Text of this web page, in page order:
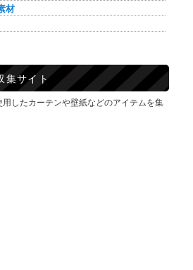
材
集サイト
したカーテンや壁紙などのアイテムを集